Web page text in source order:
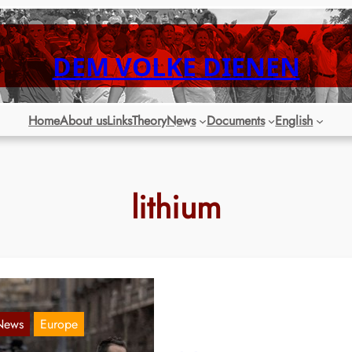
DEM VOLKE DIENEN
HomeAbout usLinksTheoryNews Documents English
lithium
Europe